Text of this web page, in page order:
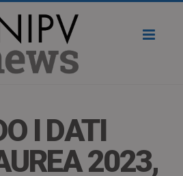
I DATI
2023,